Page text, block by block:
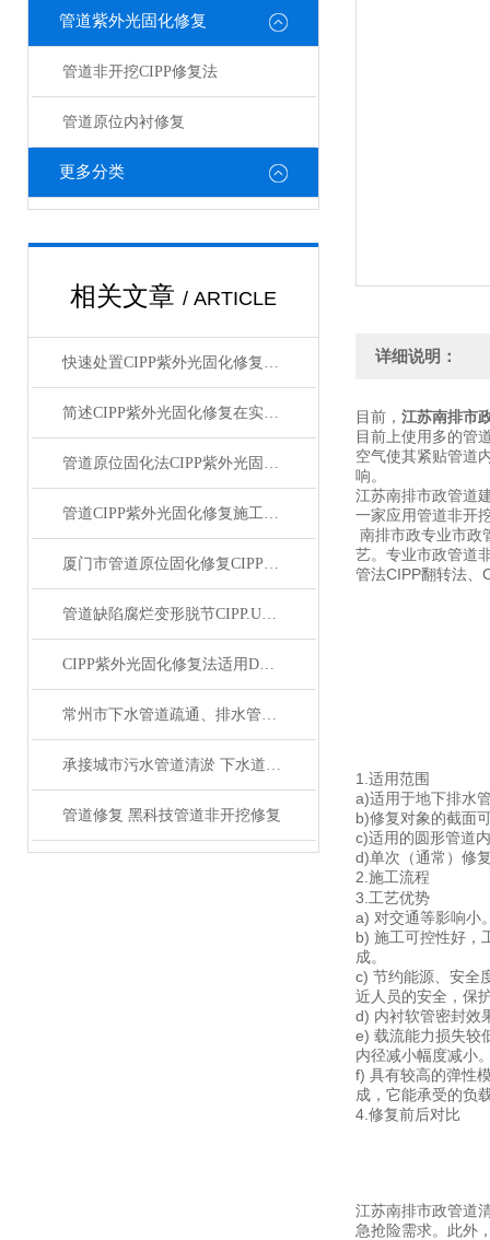
管道紫外光固化修复
管道非开挖CIPP修复法
管道原位内衬修复
更多分类
相关文章 / ARTICLE
快速处置CIPP紫外光固化修复问题是保障管道长期服役安全的关键
简述CIPP紫外光固化修复在实际应用中的故障相应解决方法
管道原位固化法CIPP紫外光固化修复
管道CIPP紫外光固化修复施工方法与管道非开挖修复流程
厦门市管道原位固化修复CIPP紫外光固化修复
管道缺陷腐烂变形脱节CIPP.UV紫外光固化修复
CIPP紫外光固化修复法适用DN200到DN1600管道非开挖范围
常州市下水管道疏通、排水管道清淤疏通清洗检测养护
承接城市污水管道清淤 下水道淤泥清理检测排污
管道修复 黑科技管道非开挖修复
详细说明：
目前， 江苏南排市
目前上使用多的管
空气使其紧贴管道
响。
江苏南排市政管道
一家应用管道非开
南排市政专业市政
艺。专业市政管道
管法CIPP翻转法、
1.适用范围
a)适用于地下排水
b)修复对象的截面
c)适用的圆形管道
d)单次（通常）修
2.施工流程
3.工艺优势
a) 对交通等影响小
b) 施工可控性好，
成。
c) 节约能源、安全
近人员的安全，保
d) 内衬软管密封效
e) 载流能力损失较
内径减小幅度减小
f) 具有较高的弹性
成，它能承受的负
4.修复前后对比
江苏南排市政管道
急抢险需求。此外